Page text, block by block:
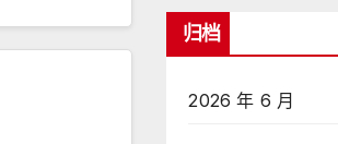
归档
2026 年 6 月